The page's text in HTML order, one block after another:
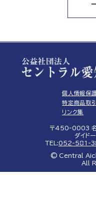
個人情報保
特定商品取
リンク集
〒450-0003 名
ダイド
TEL:052-581-
© Central
All